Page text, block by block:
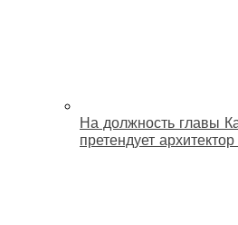
На должность главы
претендует